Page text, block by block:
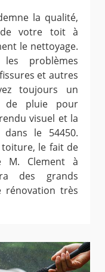
la qualité,
de votre toit à
le nettoyage.
problèmes
et autres
toujours un
de pluie pour
visuel et la
le 54450.
le fait de
M. Clement à
des grands
rénovation très